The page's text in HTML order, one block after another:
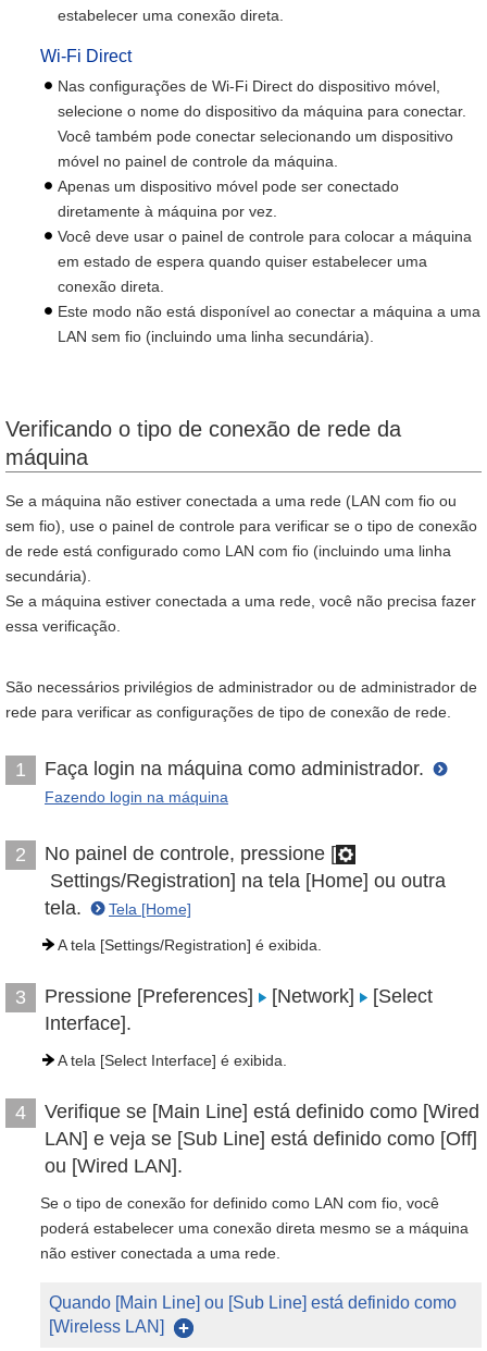
estabelecer uma conexão direta.
Wi-Fi Direct
Nas configurações de Wi-Fi Direct do dispositivo móvel,
selecione o nome do dispositivo da máquina para conectar.
Você também pode conectar selecionando um dispositivo
móvel no painel de controle da máquina.
Apenas um dispositivo móvel pode ser conectado
diretamente à máquina por vez.
Você deve usar o painel de controle para colocar a máquina
em estado de espera quando quiser estabelecer uma
conexão direta.
Este modo não está disponível ao conectar a máquina a uma
LAN sem fio (incluindo uma linha secundária).
Verificando o tipo de conexão de rede da
máquina
Se a máquina não estiver conectada a uma rede (LAN com fio ou
sem fio), use o painel de controle para verificar se o tipo de conexão
de rede está configurado como LAN com fio (incluindo uma linha
secundária).
Se a máquina estiver conectada a uma rede, você não precisa fazer
essa verificação.
São necessários privilégios de administrador ou de administrador de
rede para verificar as configurações de tipo de conexão de rede.
1 Faça login na máquina como administrador.
Fazendo login na máquina
2
No painel de controle, pressione [
Settings/Registration] na tela [Home] ou outra
tela.
Tela [Home]
A tela [Settings/Registration] é exibida.
3 Pressione [Preferences] [Network]
[Select
Interface].
A tela [Select Interface] é exibida.
4
Verifique se [Main Line] está definido como [Wired
LAN] e veja se [Sub Line] está definido como [Off]
ou [Wired LAN].
Se o tipo de conexão for definido como LAN com fio, você
poderá estabelecer uma conexão direta mesmo se a máquina
não estiver conectada a uma rede.
Quando [Main Line] ou [Sub Line] está definido como
[Wireless LAN]